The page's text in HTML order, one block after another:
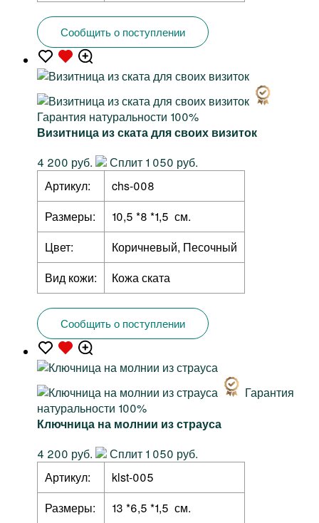
Сообщить о поступлении
Гарантия натуральности 100%
Визитница из ската для своих визиток
4 200 руб.
Сплит 1 050 руб.
Артикул:
chs-008
Размеры:
10,5 *8 *1,5 см.
Цвет:
Коричневый, Песочный
Вид кожи:
Кожа ската
Сообщить о поступлении
Гарантия
натуральности 100%
Ключница на молнии из страуса
4 200 руб.
Сплит 1 050 руб.
Артикул:
klst-005
Размеры:
13 *6,5 *1,5 см.